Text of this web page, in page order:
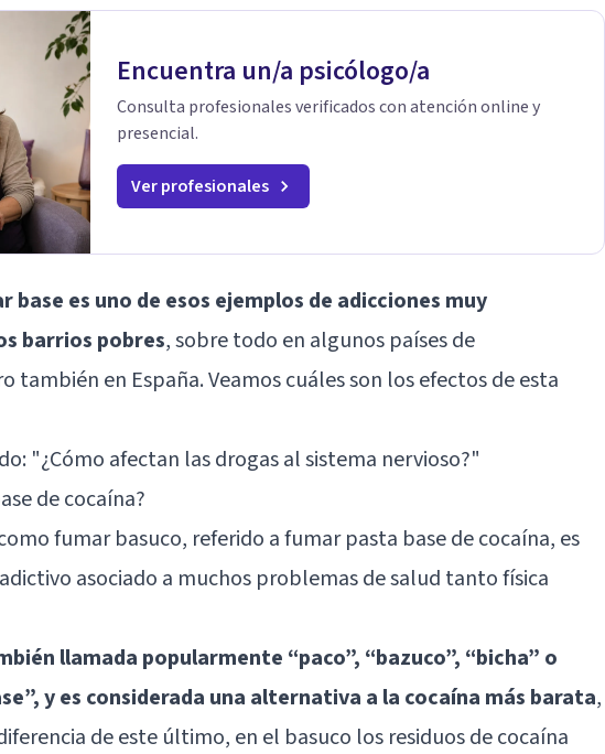
Encuentra un/a psicólogo/a
Consulta profesionales verificados con atención online y
presencial.
Ver profesionales
base es uno de esos ejemplos de adicciones muy
barrios pobres, sobre todo en algunos países de
también en España. Veamos cuáles son los efectos de esta
"¿Cómo afectan las drogas al sistema nervioso?"
de cocaína?
fumar basuco, referido a fumar pasta base de cocaína, es
asociado a muchos problemas de salud tanto física
llamada popularmente “paco”, “bazuco”, “bicha” o
y es considerada una alternativa a la cocaína más barata,
de este último, en el basuco los residuos de cocaína